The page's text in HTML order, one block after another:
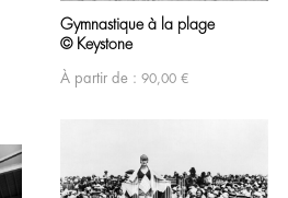
Gymnastique à la plage
© Keystone
À partir de : 90,00 €